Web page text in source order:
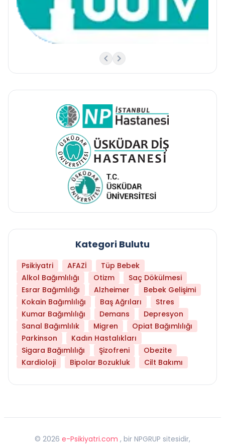
Kategori Bulutu
Psikiyatri AFAZİ
Tüp Bebek
Alkol Bağımlılığı
Otizm
Saç Dökülmesi
Esrar Bağımlılığı
Alzheimer
Bebek Gelişimi
Kokain Bağımlılığı
Baş Ağrıları
Stres
Kumar Bağımlılığı
Demans
Depresyon
Sanal Bağımlılık
Migren
Opiat Bağımlılığı
Parkinson
Kadın Hastalıkları
Sigara Bağımlılığı
Şizofreni
Obezite
Kardioloji
Bipolar Bozukluk Cilt Bakımı
© 2026 e-Psikiyatri.com , bir NPGRUP sitesidir,